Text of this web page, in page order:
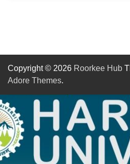
Copyright © 2026